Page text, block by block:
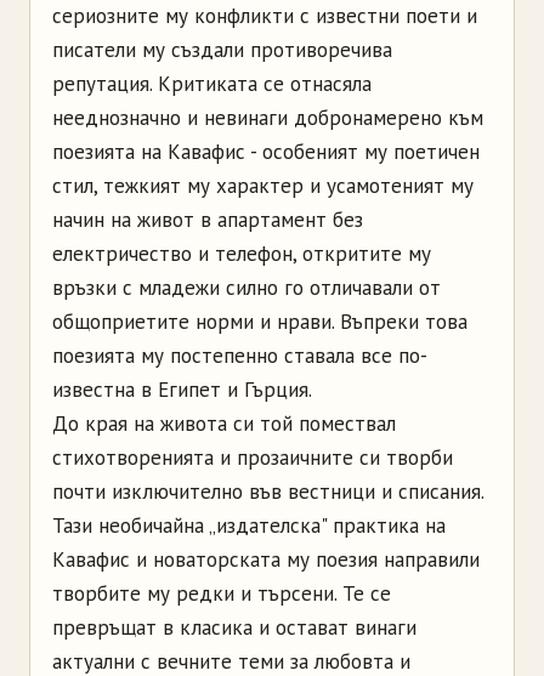
сериозните му конфликти с известни поети и
писатели му създали противоречива
репутация. Критиката се отнасяла
нееднозначно и невинаги добронамерено към
поезията на Кавафис - особеният му поетичен
стил, тежкият му характер и усамотеният му
начин на живот в апартамент без
електричество и телефон, откритите му
връзки с младежи силно го отличавали от
общоприетите норми и нрави. Въпреки това
поезията му постепенно ставала все по-
известна в Египет и Гърция.
До края на живота си той помествал
стихотворенията и прозаичните си творби
почти изключително във вестници и списания.
Тази необичайна „издателска" практика на
Кавафис и новаторската му поезия направили
творбите му редки и търсени. Те се
превръщат в класика и остават винаги
актуални с вечните теми за любовта и